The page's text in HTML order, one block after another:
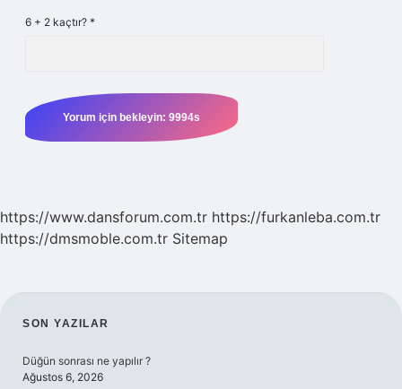
6 + 2 kaçtır? *
https://www.dansforum.com.tr https://furkanleba.com.tr
https://dmsmoble.com.tr Sitemap
SIDEBAR
SON YAZILAR
Düğün sonrası ne yapılır ?
Ağustos 6, 2026